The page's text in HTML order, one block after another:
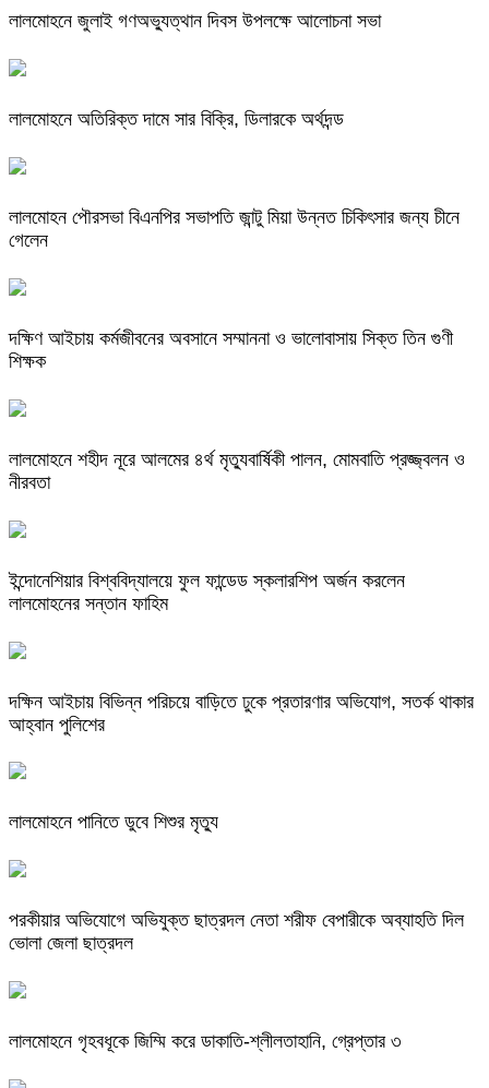
লালমোহনে জুলাই গণঅভ্যুত্থান দিবস উপলক্ষে আলোচনা সভা
লালমোহনে অতিরিক্ত দামে সার বিক্রি, ডিলারকে অর্থদন্ড
লালমোহন পৌরসভা বিএনপির সভাপতি জান্টু মিয়া উন্নত চিকিৎসার জন্য চীনে
গেলেন
দক্ষিণ আইচায় কর্মজীবনের অবসানে সম্মাননা ও ভালোবাসায় সিক্ত তিন গুণী
শিক্ষক
লালমোহনে শহীদ নূরে আলমের ৪র্থ মৃত্যুবার্ষিকী পালন, মোমবাতি প্রজ্জ্বলন ও
নীরবতা
ইন্দোনেশিয়ার বিশ্ববিদ্যালয়ে ফুল ফান্ডেড স্কলারশিপ অর্জন করলেন
লালমোহনের সন্তান ফাহিম
দক্ষিন আইচায় ‎বিভিন্ন পরিচয়ে বাড়িতে ঢুকে প্রতারণার অভিযোগ, সতর্ক থাকার
আহ্বান পুলিশের
লালমোহনে পানিতে ডুবে শিশুর মৃত্যু
পরকীয়ার অভিযোগে অভিযুক্ত ছাত্রদল নেতা শরীফ বেপারীকে অব্যাহতি দিল
ভোলা জেলা ছাত্রদল
লালমোহনে গৃহবধূকে জিম্মি করে ডাকাতি-শ্লীলতাহানি, গ্রেপ্তার ৩